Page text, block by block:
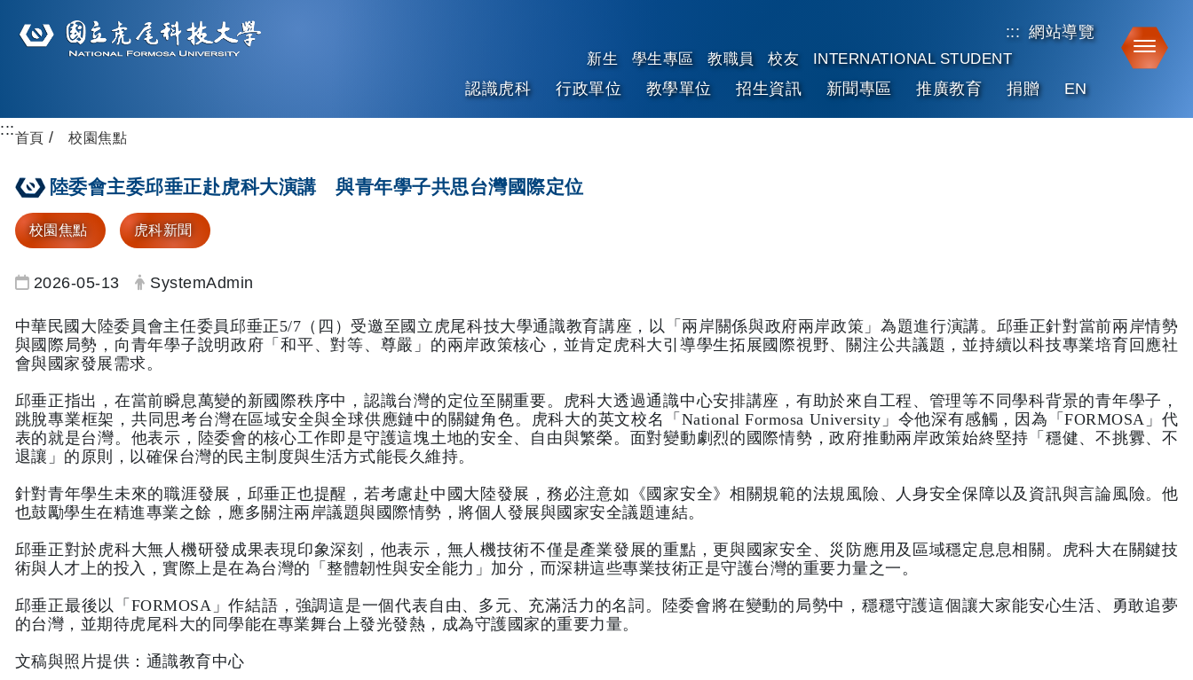
::: 網站導覽
新生 學生專區 教職員 校友 INTERNATIONAL STUDENT
認識虎科 行政單位 教學單位 招生資訊 新聞專區 推廣教育 捐贈 EN
:::首頁 校園焦點
陸委會主委邱垂正赴虎科大演講 與青年學子共思台灣國際定位
校園焦點 虎科新聞
日期：
2026-05-13 發布者：
SystemAdmin
中華民國大陸委員會主任委員邱垂正5/7（四）受邀至國立虎尾科技大學通識教育講座，以「兩岸關係與政府兩岸政策」為題進行演講。邱垂正針對當前兩岸情勢
與國際局勢，向青年學子說明政府「和平、對等、尊嚴」的兩岸政策核心，並肯定虎科大引導學生拓展國際視野、關注公共議題，並持續以科技專業培育回應社
會與國家發展需求。
邱垂正指出，在當前瞬息萬變的新國際秩序中，認識台灣的定位至關重要。虎科大透過通識中心安排講座，有助於來自工程、管理等不同學科背景的青年學子，
跳脫專業框架，共同思考台灣在區域安全與全球供應鏈中的關鍵角色。虎科大的英文校名「National Formosa University」令他深有感觸，因為「FORMOSA」代
表的就是台灣。他表示，陸委會的核心工作即是守護這塊土地的安全、自由與繁榮。面對變動劇烈的國際情勢，政府推動兩岸政策始終堅持「穩健、不挑釁、不
退讓」的原則，以確保台灣的民主制度與生活方式能長久維持。
針對青年學生未來的職涯發展，邱垂正也提醒，若考慮赴中國大陸發展，務必注意如《國家安全》相關規範的法規風險、人身安全保障以及資訊與言論風險。他
也鼓勵學生在精進專業之餘，應多關注兩岸議題與國際情勢，將個人發展與國家安全議題連結。
邱垂正對於虎科大無人機研發成果表現印象深刻，他表示，無人機技術不僅是產業發展的重點，更與國家安全、災防應用及區域穩定息息相關。虎科大在關鍵技
術與人才上的投入，實際上是在為台灣的「整體韌性與安全能力」加分，而深耕這些專業技術正是守護台灣的重要力量之一。
邱垂正最後以「FORMOSA」作結語，強調這是一個代表自由、多元、充滿活力的名詞。陸委會將在變動的局勢中，穩穩守護這個讓大家能安心生活、勇敢追夢
的台灣，並期待虎尾科大的同學能在專業舞台上發光發熱，成為守護國家的重要力量。
文稿與照片提供：通識教育中心